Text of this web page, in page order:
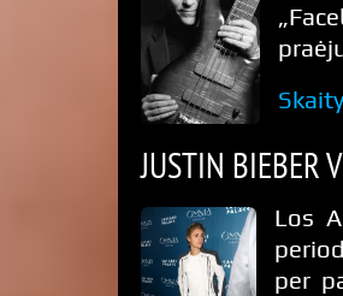
JUSTIN BIEBER
Los
per